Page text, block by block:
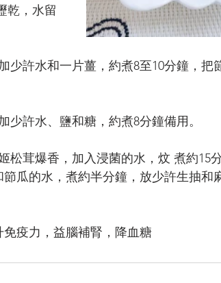
乾，水留
少許水和一片薑，約煮8至10分鐘，把
許水、鹽和糖，約煮8分鐘備用。
松茸爆香，加入浸菌的水，炆 煮約15
瓜的水，煮約半分鐘，放少許生抽和
疫力，益腦補腎，降血糖